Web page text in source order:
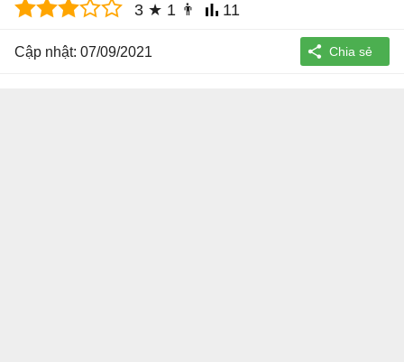
3 ★ 1 👨 11
Cập nhật: 07/09/2021